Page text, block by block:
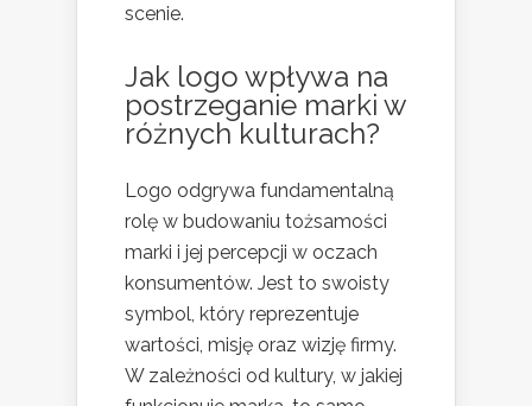
scenie.
Jak logo wpływa na
postrzeganie marki w
różnych kulturach?
Logo odgrywa fundamentalną
rolę w budowaniu tożsamości
marki i jej percepcji w oczach
konsumentów. Jest to swoisty
symbol, który reprezentuje
wartości, misję oraz wizję firmy.
W zależności od kultury, w jakiej